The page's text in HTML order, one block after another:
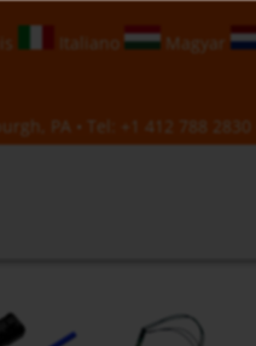
Italiano Magyar
PA • Tel: +1 412 788 2830